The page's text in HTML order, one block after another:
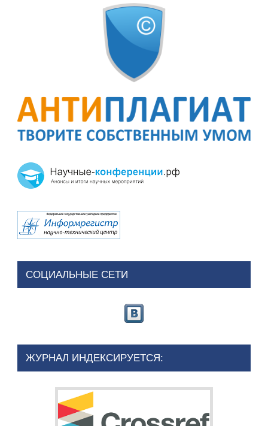
СОЦИАЛЬНЫЕ СЕТИ
ЖУРНАЛ ИНДЕКСИРУЕТСЯ: